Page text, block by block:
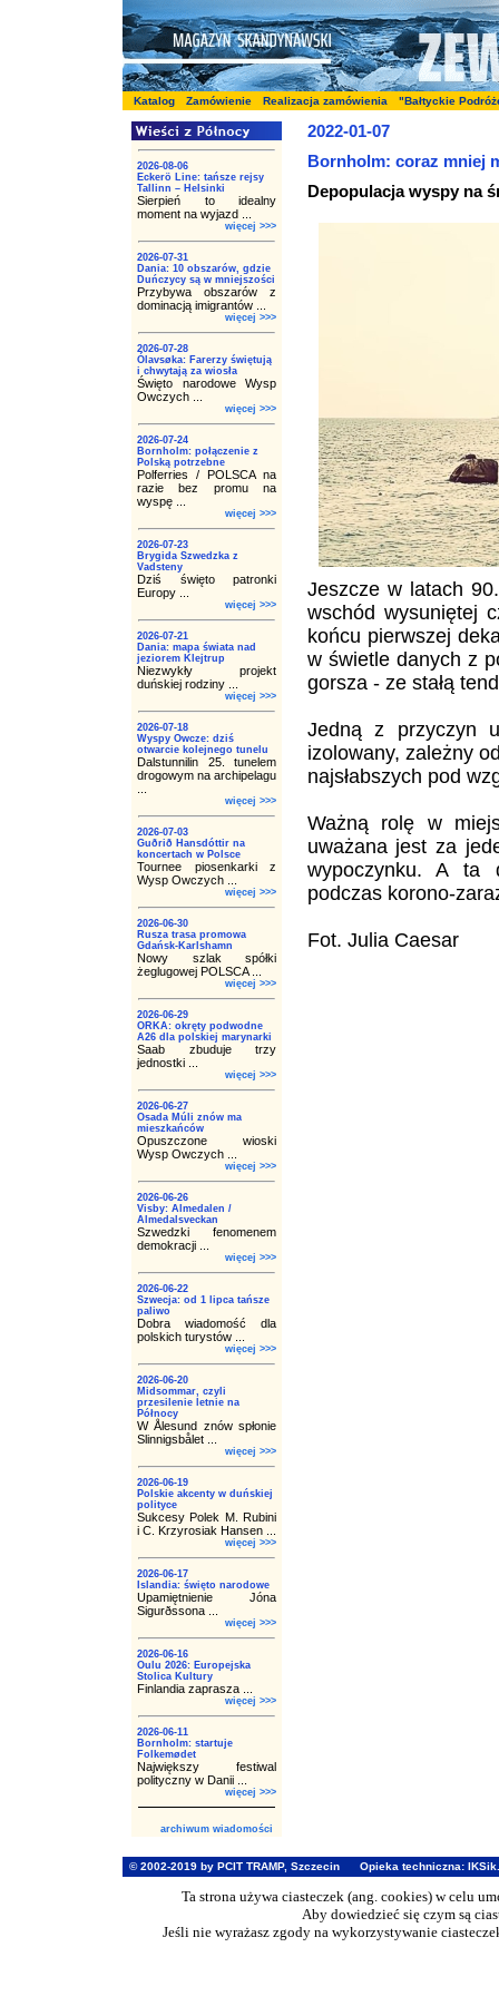
Katalog Zamówienie Realizacja zamówienia "Bałtyckie
2026-08-06
Eckerö Line: tańsze rejsy
Tallinn – Helsinki
Sierpień to idealny
moment na wyjazd ...
więcej >>>
2026-07-31
Dania: 10 obszarów, gdzie
Duńczycy są w mniejszości
Przybywa obszarów z
dominacją imigrantów ...
więcej >>>
2026-07-28
Ólavsøka: Farerzy świętują
i chwytają za wiosła
Święto narodowe Wysp
Owczych ...
więcej >>>
2026-07-24
Bornholm: połączenie z
Polską potrzebne
Polferries / POLSCA na
razie bez promu na
wyspę ...
więcej >>>
2026-07-23
Brygida Szwedzka z
Vadsteny
Dziś święto patronki
Europy ...
więcej >>>
2026-07-21
Dania: mapa świata nad
jeziorem Klejtrup
Niezwykły projekt
duńskiej rodziny ...
więcej >>>
2026-07-18
Wyspy Owcze: dziś
otwarcie kolejnego tunelu
Dalstunnilin 25. tunelem
drogowym na archipelagu
więcej >>>
2026-07-03
Guðrið Hansdóttir na
koncertach w Polsce
Tournee piosenkarki z
Wysp Owczych ...
więcej >>>
2026-06-30
Rusza trasa promowa
Gdańsk-Karlshamn
Nowy szlak spółki
żeglugowej POLSCA ...
więcej >>>
2026-06-29
ORKA: okręty podwodne
A26 dla polskiej marynarki
Saab zbuduje trzy
jednostki ...
więcej >>>
2026-06-27
Osada Múli znów ma
mieszkańców
Opuszczone wioski
Wysp Owczych ...
więcej >>>
2026-06-26
Visby: Almedalen /
Almedalsveckan
Szwedzki fenomenem
demokracji ...
więcej >>>
2026-06-22
Szwecja: od 1 lipca tańsze
paliwo
Dobra wiadomość dla
polskich turystów ...
więcej >>>
2026-06-20
Midsommar, czyli
przesilenie letnie na
Północy
W Ålesund znów spłonie
Slinnigsbålet ...
więcej >>>
2026-06-19
Polskie akcenty w duńskiej
polityce
Sukcesy Polek M. Rubini
i C. Krzyrosiak Hansen ...
więcej >>>
2026-06-17
Islandia: święto narodowe
Upamiętnienie Jóna
Sigurðssona ...
więcej >>>
2026-06-16
Oulu 2026: Europejska
Stolica Kultury
Finlandia zaprasza ...
więcej >>>
2026-06-11
Bornholm: startuje
Folkemødet
Największy festiwal
polityczny w Danii ...
więcej >>>
archiwum wiadomości
2022-01-07
Bornholm: coraz mniej
Depopulacja wyspy na
Jeszcze w latach
wschód wysuniętej
końcu pierwszej
w świetle danych z
gorsza - ze stałą
Jedną z przyczyn
izolowany, zależny
najsłabszych pod
Ważną rolę w
uważana jest za
wypoczynku. A ta
podczas korono-
Fot. Julia Caesar
© 2002-2019 by PCIT TRAMP, Szczecin Opieka techniczna:
Ta strona używa ciasteczek (ang. cookies) w celu
Aby dowiedzieć się czym są
Jeśli nie wyrażasz zgody na wykorzystywanie